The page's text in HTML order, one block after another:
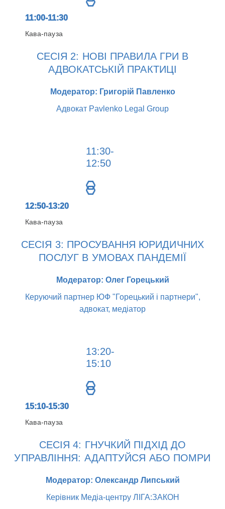
11:00-11:30
Кава-пауза
СЕСІЯ 2: НОВІ ПРАВИЛА ГРИ В
АДВОКАТСЬКІЙ ПРАКТИЦІ
Модератор: Григорій Павленко
Адвокат Pavlenko Legal Group
11:30-
12:50
12:50-13:20
Кава-пауза
СЕСІЯ 3: ПРОСУВАННЯ ЮРИДИЧНИХ
ПОСЛУГ В УМОВАХ ПАНДЕМІЇ
Модератор: Олег Горецький
Керуючий партнер ЮФ "Горецький і партнери",
адвокат, медіатор
13:20-
15:10
15:10-15:30
Кава-пауза
СЕСІЯ 4: ГНУЧКИЙ ПІДХІД ДО
УПРАВЛІННЯ: АДАПТУЙСЯ АБО ПОМРИ
Модератор: Олександр Липський
Керівник Медіа-центру ЛІГА:ЗАКОН